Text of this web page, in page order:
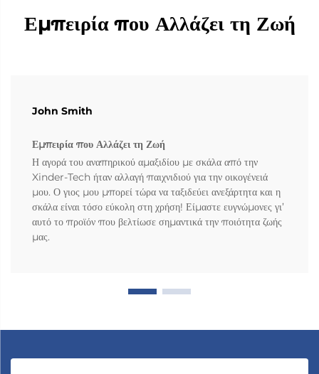
Εμπειρία που Αλλάζει τη Ζωή
John Smith
Εμπειρία που Αλλάζει τη Ζωή
Η αγορά του αναπηρικού αμαξιδίου με σκάλα από την
Xinder-Tech ήταν αλλαγή παιχνιδιού για την οικογένειά
μου. Ο γιος μου μπορεί τώρα να ταξιδεύει ανεξάρτητα και η
σκάλα είναι τόσο εύκολη στη χρήση! Είμαστε ευγνώμονες γι’
αυτό το προϊόν που βελτίωσε σημαντικά την ποιότητα ζωής
μας.